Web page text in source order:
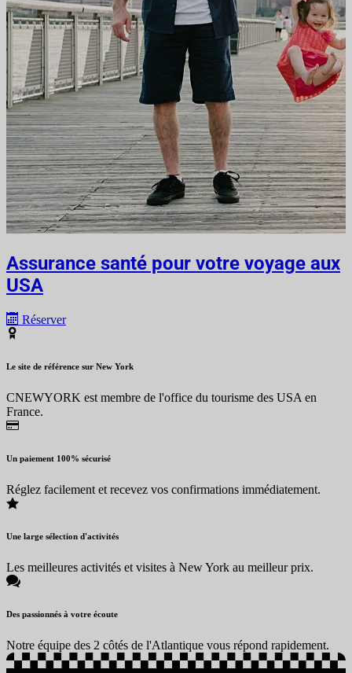
Assurance santé pour votre voyage aux
USA
Réserver
Le site de référence sur New York
CNEWYORK est membre de l'office du tourisme des USA en
France.
Un paiement 100% sécurisé
Réglez facilement et recevez vos confirmations immédiatement.
Une large sélection d'activités
Les meilleures activités et visites à New York au meilleur prix.
Des passionnés à votre écoute
Notre équipe des 2 côtés de l'Atlantique vous répond rapidement.